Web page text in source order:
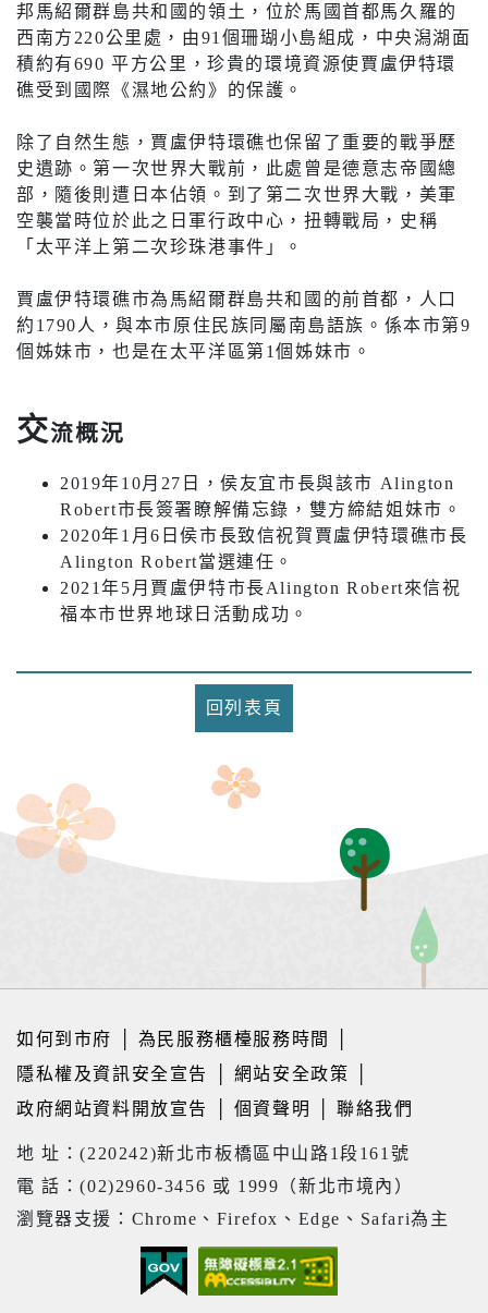
邦馬紹爾群島共和國的領土，位於馬國首都馬久羅的
西南方220公里處，由91個珊瑚小島組成，中央潟湖面
積約有690 平方公里，珍貴的環境資源使賈盧伊特環
礁受到國際《濕地公約》的保護。
除了自然生態，賈盧伊特環礁也保留了重要的戰爭歷
史遺跡。第一次世界大戰前，此處曾是德意志帝國總
部，隨後則遭日本佔領。到了第二次世界大戰，美軍
空襲當時位於此之日軍行政中心，扭轉戰局，史稱
「太平洋上第二次珍珠港事件」。
賈盧伊特環礁市為馬紹爾群島共和國的前首都，人口
約1790人，與本市原住民族同屬南島語族。係本市第9
個姊妹市，也是在太平洋區第1個姊妹市。
交流概況
2019年10月27日，侯友宜市長與該市 Alington
Robert市長簽署瞭解備忘錄，雙方締結姐妹市。
2020年1月6日侯市長致信祝賀賈盧伊特環礁市長
Alington Robert當選連任。
2021年5月賈盧伊特市長Alington Robert來信祝
福本市世界地球日活動成功。
回列表頁
如何到市府 為民服務櫃檯服務時間
隱私權及資訊安全宣告
網站安全政策
政府網站資料開放宣告
個資聲明 │聯絡我們
地 址：(220242)新北市板橋區中山路1段161號
電 話：(02)2960-3456 或 1999（新北市境內）
瀏覽器支援：Chrome、Firefox、Edge、Safari為主